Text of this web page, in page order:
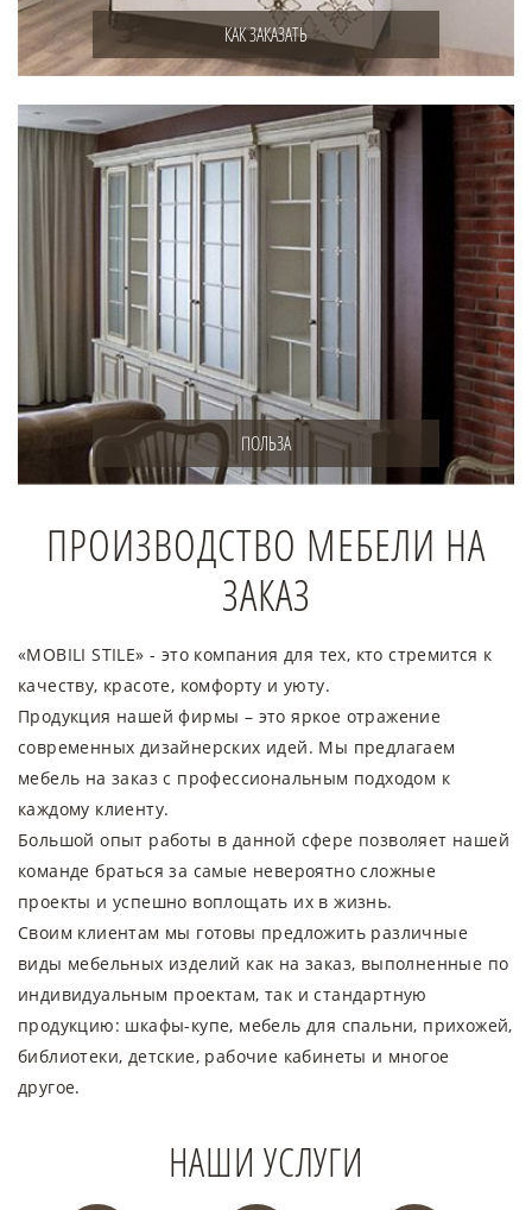
КАК ЗАКАЗАТЬ
ПОЛЬЗА
ПРОИЗВОДСТВО МЕБЕЛИ НА
ЗАКАЗ
«MOBILI STILE» - это компания для тех, кто стремится к
качеству, красоте, комфорту и уюту.
Продукция нашей фирмы – это яркое отражение
современных дизайнерских идей. Мы предлагаем
мебель на заказ с профессиональным подходом к
каждому клиенту.
Большой опыт работы в данной сфере позволяет нашей
команде браться за самые невероятно сложные
проекты и успешно воплощать их в жизнь.
Своим клиентам мы готовы предложить различные
виды мебельных изделий как на заказ, выполненные по
индивидуальным проектам, так и стандартную
продукцию: шкафы-купе, мебель для спальни, прихожей,
библиотеки, детские, рабочие кабинеты и многое
другое.
НАШИ УСЛУГИ